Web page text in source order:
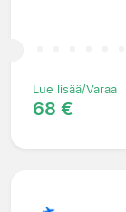
Lue lisää/Varaa
68 €